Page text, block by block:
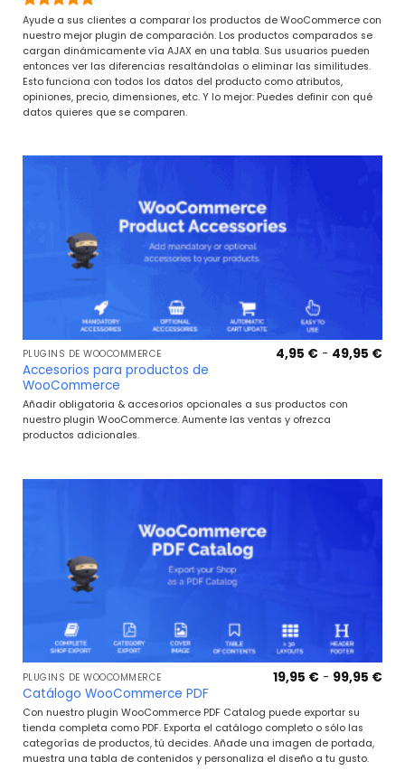
Valorado
con5de 5
Ayude a sus clientes a comparar los productos de WooCommerce con
nuestro mejor plugin de comparación. Los productos comparados se
cargan dinámicamente vía AJAX en una tabla. Sus usuarios pueden
entonces ver las diferencias resaltándolas o eliminar las similitudes.
Esto funciona con todos los datos del producto como atributos,
opiniones, precio, dimensiones, etc. Y lo mejor: Puedes definir con qué
datos quieres que se comparen.
PLUGINS DE WOOCOMMERCE
Accesorios para productos de
WooCommerce
4,95 € - 49,95 €
Añadir obligatoria & accesorios opcionales a sus productos con
nuestro plugin WooCommerce. Aumente las ventas y ofrezca
productos adicionales.
PLUGINS DE WOOCOMMERCE
Catálogo WooCommerce PDF
19,95 € - 99,95 €
Con nuestro plugin WooCommerce PDF Catalog puede exportar su
tienda completa como PDF. Exporta el catálogo completo o sólo las
categorías de productos, tú decides. Añade una imagen de portada,
muestra una tabla de contenidos y personaliza el diseño a tu gusto.